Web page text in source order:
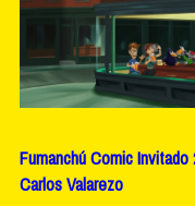
reader-
Fumanchú Comic Invitado
Carlos Valarezo